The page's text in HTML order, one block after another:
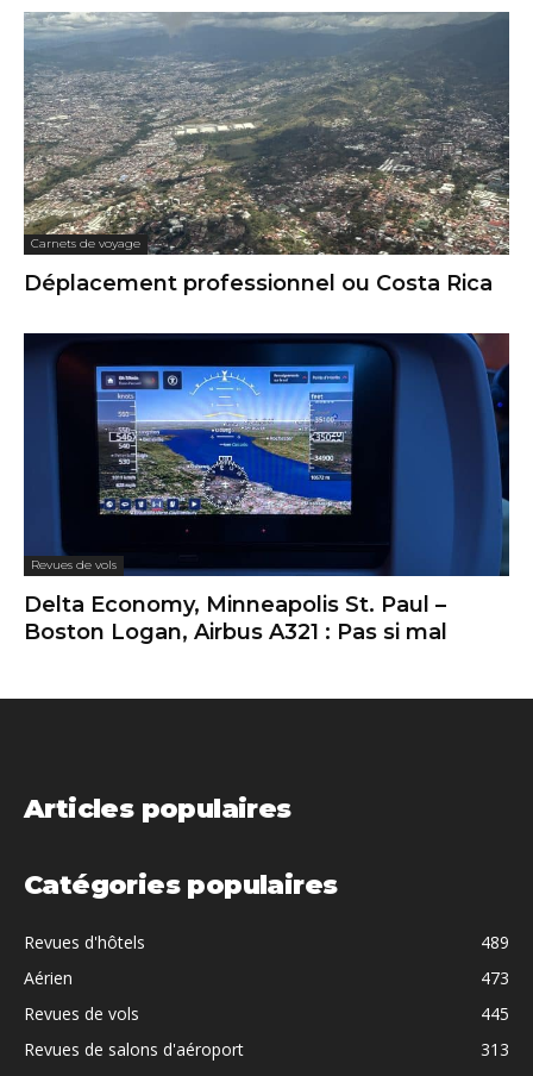
Carnets de voyage
Déplacement professionnel ou Costa Rica
Revues de vols
Delta Economy, Minneapolis St. Paul –
Boston Logan, Airbus A321 : Pas si mal
Articles populaires
Catégories populaires
Revues d'hôtels
489
Aérien
473
Revues de vols
445
Revues de salons d'aéroport
313